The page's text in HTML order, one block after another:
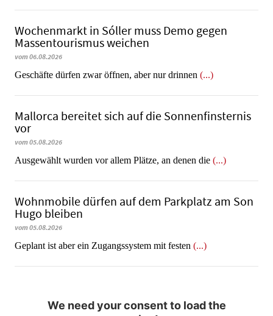
Wochenmarkt in Sóller muss Demo gegen
Massentourismus weichen
vom 06.08.2026
Geschäfte dürfen zwar öffnen, aber nur drinnen (...)
Mallorca bereitet sich auf die Sonnenfinsternis
vor
vom 05.08.2026
Ausgewählt wurden vor allem Plätze, an denen die (...)
Wohnmobile dürfen auf dem Parkplatz am Son
Hugo bleiben
vom 05.08.2026
Geplant ist aber ein Zugangssystem mit festen (...)
We need your consent to load the